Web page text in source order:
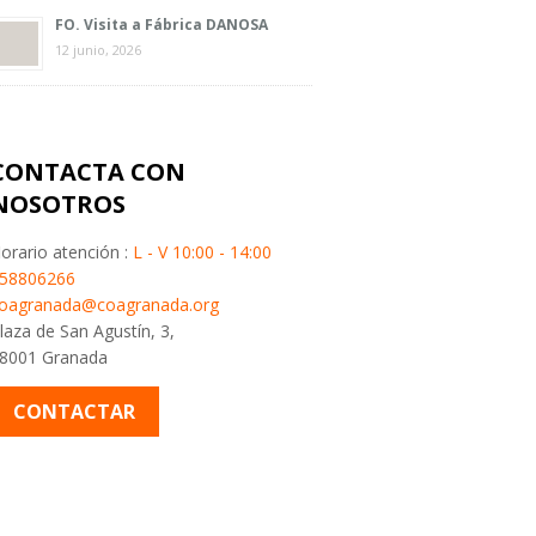
FO. Visita a Fábrica DANOSA
12 junio, 2026
CON
atención : L - V 10:00 - 14:00
de San Agustín, 3,
Granada
CONTACTAR